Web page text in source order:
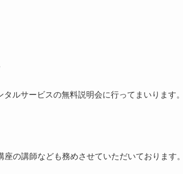
ルサービスの無料説明会に行ってまいります。
の講師なども務めさせていただいております。